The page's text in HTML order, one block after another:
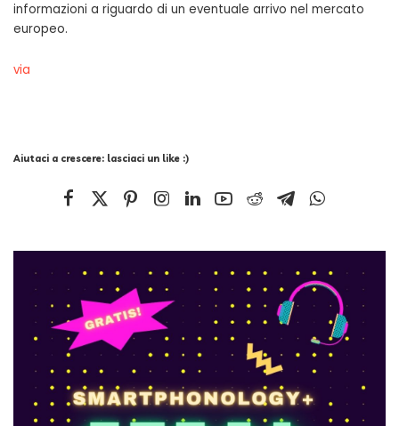
informazioni a riguardo di un eventuale arrivo nel mercato
europeo.
via
Aiutaci a crescere: lasciaci un like :)